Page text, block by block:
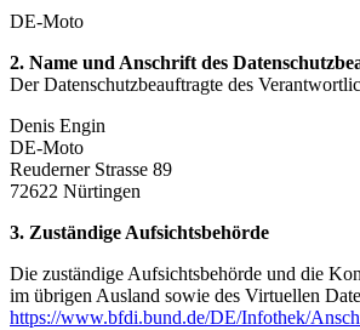
DE-Moto
2. Name und Anschrift des
Der Datenschutzbeauftragte des
Denis Engin
DE-Moto
Reuderner Strasse 89
72622 Nürtingen
3. Zuständige Aufsichtsbehörde
Die zuständige Aufsichtsbehörde und die
im übrigen Ausland sowie des Virtuellen
https://www.bfdi.bund.de/DE/Infothek/